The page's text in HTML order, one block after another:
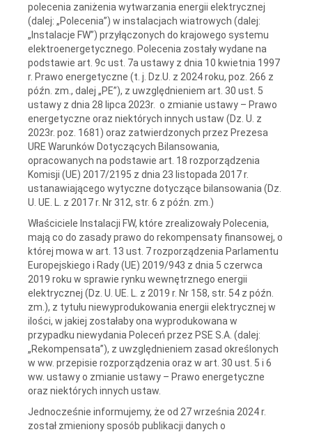
polecenia zaniżenia wytwarzania energii elektrycznej
(dalej: „Polecenia”) w instalacjach wiatrowych (dalej:
„Instalacje FW”) przyłączonych do krajowego systemu
elektroenergetycznego. Polecenia zostały wydane na
podstawie art. 9c ust. 7a ustawy z dnia 10 kwietnia 1997
r. Prawo energetyczne (t. j. Dz.U. z 2024 roku, poz. 266 z
późn. zm., dalej „PE”), z uwzględnieniem art. 30 ust. 5
ustawy z dnia 28 lipca 2023r. o zmianie ustawy – Prawo
energetyczne oraz niektórych innych ustaw (Dz. U. z
2023r. poz. 1681) oraz zatwierdzonych przez Prezesa
URE Warunków Dotyczących Bilansowania,
opracowanych na podstawie art. 18 rozporządzenia
Komisji (UE) 2017/2195 z dnia 23 listopada 2017 r.
ustanawiającego wytyczne dotyczące bilansowania (Dz.
U. UE. L. z 2017 r. Nr 312, str. 6 z późn. zm.)
Właściciele Instalacji FW, które zrealizowały Polecenia,
mają co do zasady prawo do rekompensaty finansowej, o
której mowa w art. 13 ust. 7 rozporządzenia Parlamentu
Europejskiego i Rady (UE) 2019/943 z dnia 5 czerwca
2019 roku w sprawie rynku wewnętrznego energii
elektrycznej (Dz. U. UE. L. z 2019 r. Nr 158, str. 54 z późn.
zm.), z tytułu niewyprodukowania energii elektrycznej w
ilości, w jakiej zostałaby ona wyprodukowana w
przypadku niewydania Poleceń przez PSE S.A. (dalej:
„Rekompensata”), z uwzględnieniem zasad określonych
w ww. przepisie rozporządzenia oraz w art. 30 ust. 5 i 6
ww. ustawy o zmianie ustawy – Prawo energetyczne
oraz niektórych innych ustaw.
Jednocześnie informujemy, że od 27 września 2024 r.
został zmieniony sposób publikacji danych o